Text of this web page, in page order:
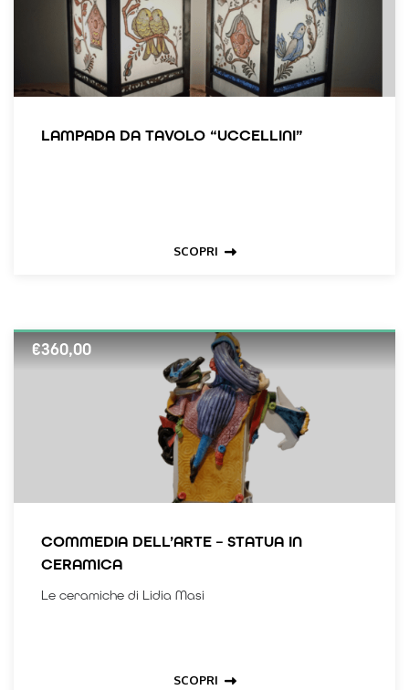
LAMPADA DA TAVOLO “UCCELLINI”
SCOPRI
€360,00
COMMEDIA DELL’ARTE – STATUA IN
CERAMICA
Le ceramiche di Lidia Masi
SCOPRI